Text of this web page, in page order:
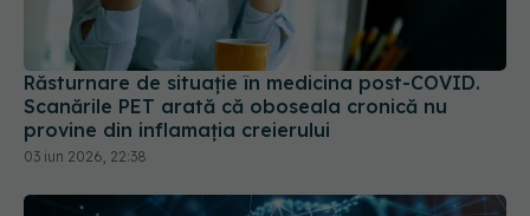
Răsturnare de situație în medicina post-COVID.
Scanările PET arată că oboseala cronică nu
provine din inflamația creierului
03 iun 2026, 22:38